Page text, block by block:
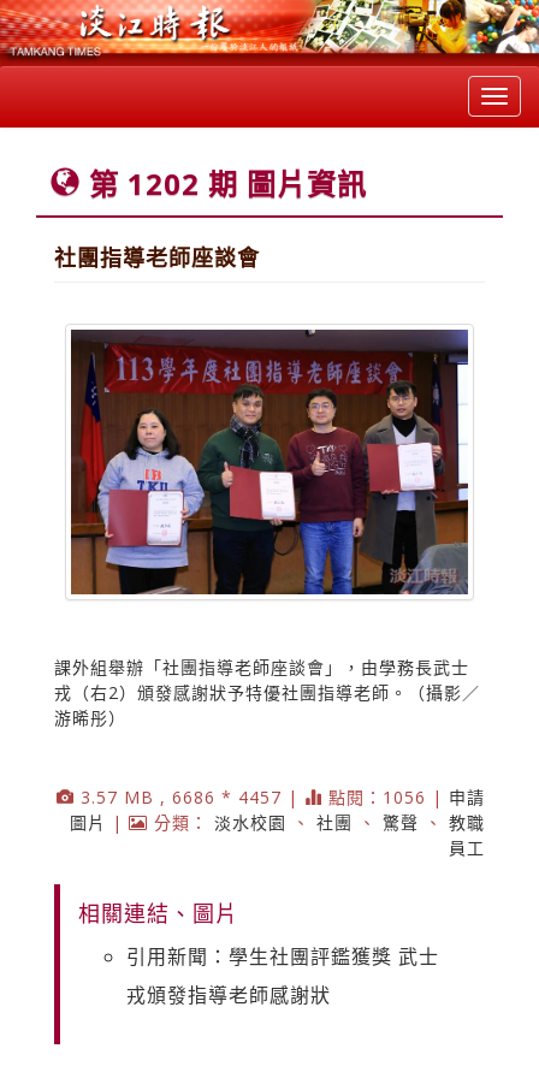
第 1202 期 圖片資訊
社團指導老師座談會
課外組舉辦「社團指導老師座談會」，由學務長武士
戎（右2）頒發感謝狀予特優社團指導老師。（攝影／
游晞彤）
3.57 MB , 6686 * 4457 | 點閱：1056 | 申請
圖片
| 分類： 淡水校園 、 社團 、 驚聲 、 教職
員工
相關連結、圖片
引用新聞：學生社團評鑑獲獎 武士
戎頒發指導老師感謝狀